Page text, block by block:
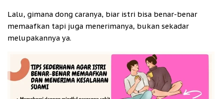
Lalu, gimana dong caranya, biar istri bisa benar-benar
memaafkan tapi juga menerimanya, bukan sekadar
melupakannya ya.